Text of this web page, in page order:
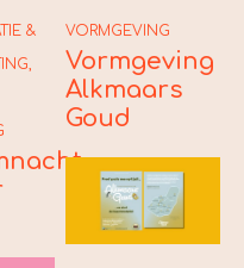
&
VORMGEVING
Vormgeving
Alkmaars
Goud